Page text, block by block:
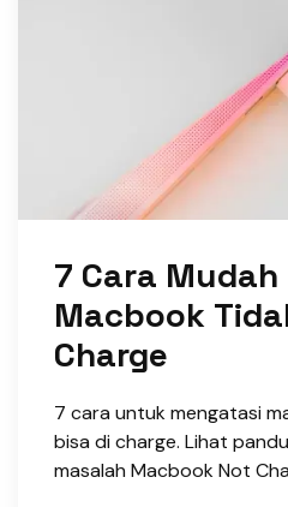
7 Cara
Macbook
Charge
7 cara untuk mengatasi
bisa di charge. Lihat
masalah Macbook Not